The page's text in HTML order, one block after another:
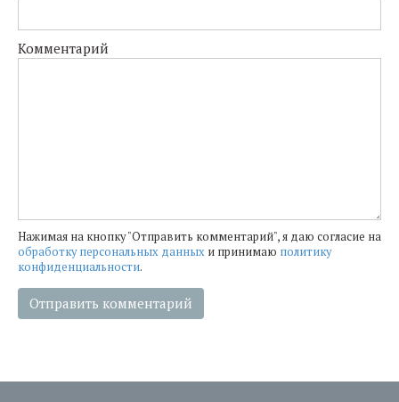
Комментарий
Нажимая на кнопку "Отправить комментарий", я даю согласие на
обработку персональных данных и принимаю политику
конфиденциальности.